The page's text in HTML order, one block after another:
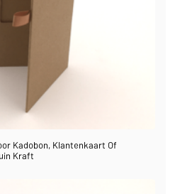
Kadobon, Klantenkaart Of
Kraft